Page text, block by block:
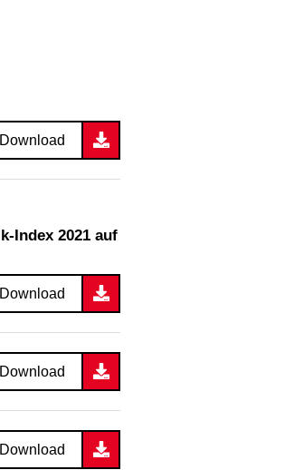
Download
Download
Download
Download